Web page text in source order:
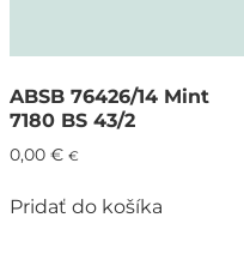
ABSB 76426/14 Mint
7180 BS 43/2
0,00 € €
Pridať do košíka